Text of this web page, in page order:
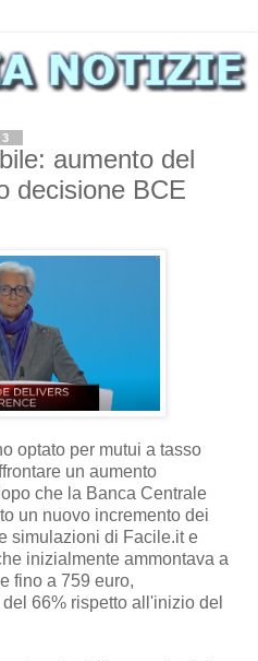
aumento del
decisione BCE
optato per mutui a tasso
un aumento
che la Banca Centrale
un nuovo incremento dei
simulazioni di Facile.it e
inizialmente ammontava a
fino a 759 euro,
66% rispetto all'inizio del